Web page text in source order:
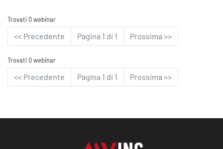
Trovati 0 webinar
<< Precedente Pagina 1 di 1 Prossima >>
Trovati 0 webinar
<< Precedente Pagina 1 di 1 Prossima >>